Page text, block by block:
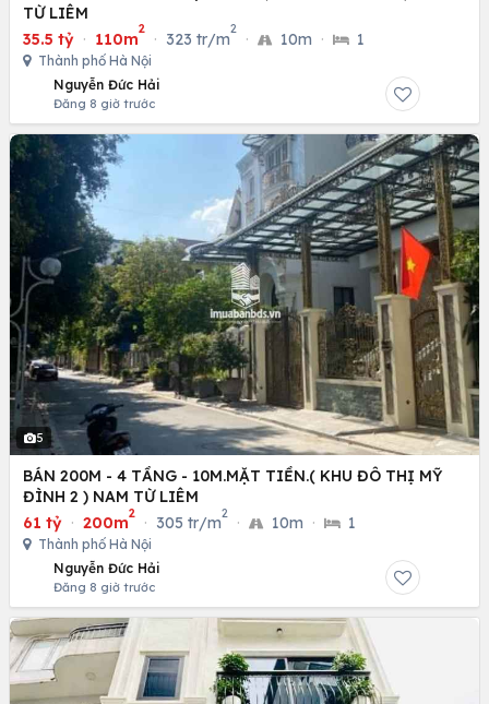
TỪ LIÊM
35.5 tỷ · 110m
2
· 323 tr/m
2
· 10m · 1
Thành phố Hà Nội
Nguyễn Đức Hải
Đăng 8 giờ trước
5
BÁN 200M - 4 TẦNG - 10M.MẶT TIỀN.( KHU ĐÔ THỊ MỸ
ĐÌNH 2 ) NAM TỪ LIÊM
61 tỷ · 200m
2
· 305 tr/m
2
· 10m · 1
Thành phố Hà Nội
Nguyễn Đức Hải
Đăng 8 giờ trước